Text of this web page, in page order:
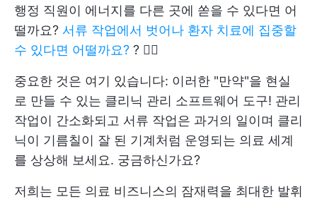
행정 직원이 에너지를 다른 곳에 쏟을 수 있다면 어
떨까요? 서류 작업에서 벗어나 환자 치료에 집중할
수 있다면 어떨까요? ? 🧑‍⚕️
중요한 것은 여기 있습니다: 이러한 "만약"을 현실
로 만들 수 있는 클리닉 관리 소프트웨어 도구! 관리
작업이 간소화되고 서류 작업은 과거의 일이며 클리
닉이 기름칠이 잘 된 기계처럼 운영되는 의료 세계
를 상상해 보세요. 궁금하신가요?
저희는 모든 의료 비즈니스의 잠재력을 최대한 발휘